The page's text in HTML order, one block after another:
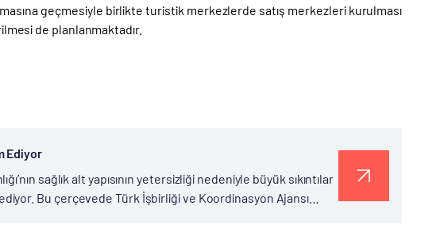
geçmesiyle birlikte turistik merkezlerde satış merkezleri kurulması
de planlanmaktadır.
Ediyor
sağlık alt yapısının yetersizliği nedeniyle büyük sıkıntılar
Bu çerçevede Türk İşbirliği ve Koordinasyon Ajansı